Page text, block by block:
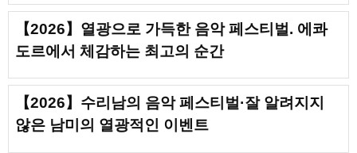
【2026】열광으로 가득한 음악 페스티벌. 에콰
도르에서 체감하는 최고의 순간
【2026】수리남의 음악 페스티벌·잘 알려지지
않은 남미의 열광적인 이벤트